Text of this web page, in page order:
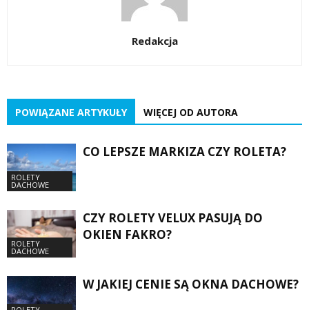
Redakcja
POWIĄZANE ARTYKUŁY WIĘCEJ OD AUTORA
ROLETY
DACHOWE
CO LEPSZE MARKIZA CZY ROLETA?
ROLETY
DACHOWE
CZY ROLETY VELUX PASUJĄ DO
OKIEN FAKRO?
W JAKIEJ CENIE SĄ OKNA DACHOWE?